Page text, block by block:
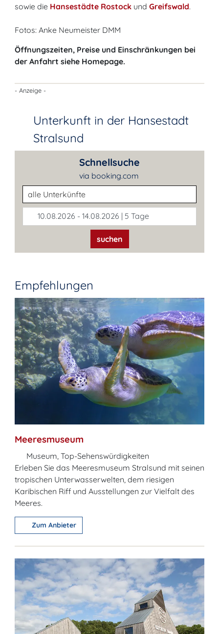
sowie die Hansestädte Rostock und Greifswald.
Fotos: Anke Neumeister DMM
Öffnungszeiten, Preise und Einschränkungen bei
der Anfahrt siehe Homepage.
- Anzeige -
Unterkunft in der Hansestadt
Stralsund
Schnellsuche
via booking.com
Unterkunftsart
10.08.2026 - 14.08.2026 | 5 Tage
suchen
Empfehlungen
Meeresmuseum
Museum, Top-Sehenswürdigkeiten
Erleben Sie das Meeresmuseum Stralsund mit seinen
tropischen Unterwasserwelten, dem riesigen
Karibischen Riff und Ausstellungen zur Vielfalt des
Meeres.
Zum Anbieter